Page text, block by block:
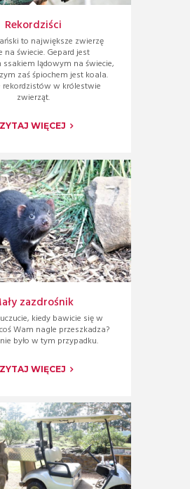
Rekordziści
to największe zwierzę
na świecie. Gepard jest
lądowym na świecie,
zaś śpiochem jest koala.
rekordzistów w królestwie
zwierząt.
WIĘCEJ
zazdrośnik
kiedy bawicie się w
Wam nagle przeszkadza?
było w tym przypadku.
WIĘCEJ